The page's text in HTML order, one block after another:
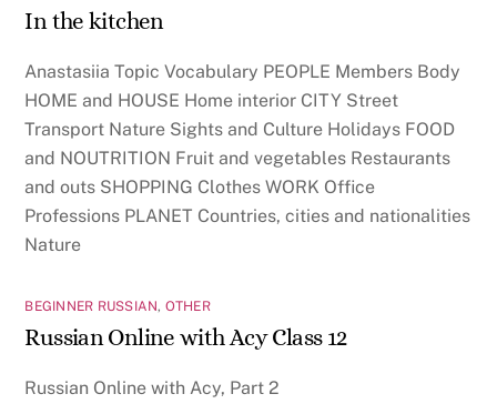
In the kitchen
Anastasiia Topic Vocabulary PEOPLE Members Body
HOME and HOUSE Home interior CITY Street
Transport Nature Sights and Culture Holidays FOOD
and NOUTRITION Fruit and vegetables Restaurants
and outs SHOPPING Clothes WORK Office
Professions PLANET Countries, cities and nationalities
Nature
BEGINNER RUSSIAN, OTHER
Russian Online with Acy Class 12
Russian Online with Acy, Part 2